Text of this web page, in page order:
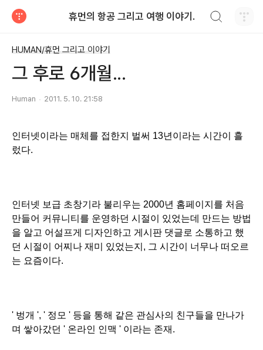
휴먼의 항공 그리고 여행 이야기.
HUMAN/휴먼 그리고 이야기
그 후로 6개월...
Human 2011. 5. 10. 21:58
인터넷이라는 매체를 접한지 벌써 13년이라는 시간이 흘
렀다.
인터넷 보급 초창기라 불리우는 2000년 홈페이지를 처음
만들어 커뮤니티를 운영하던 시절이 있었는데 만드는 방법
을 알고 어설프게 디자인하고 게시판 댓글로 소통하고 했
던 시절이 어찌나 재미 있었는지, 그 시간이 너무나 떠오르
는 요즘이다.
' 벙개 ', ' 정모 ' 등을 통해 같은 관심사의 친구들을 만나가
며 쌓아갔던 ' 온라인 인맥 ' 이라는 존재.